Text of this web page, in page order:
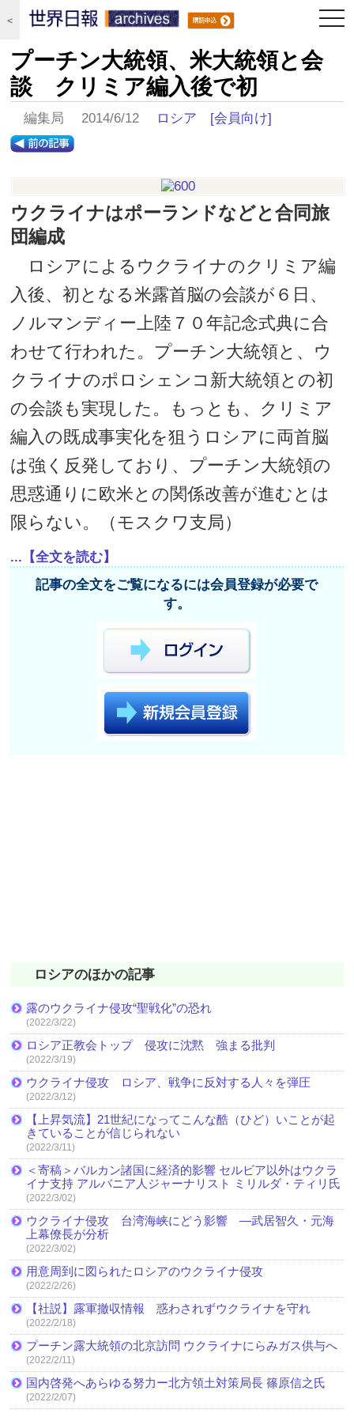
＜
プーチン大統領、米大統領と会
談 クリミア編入後で初
編集局 2014/6/12 ロシア [会員向け]
ウクライナはポーランドなどと合同旅
団編成
ロシアによるウクライナのクリミア編
入後、初となる米露首脳の会談が６日、
ノルマンディー上陸７０年記念式典に合
わせて行われた。プーチン大統領と、ウ
クライナのポロシェンコ新大統領との初
の会談も実現した。もっとも、クリミア
編入の既成事実化を狙うロシアに両首脳
は強く反発しており、プーチン大統領の
思惑通りに欧米との関係改善が進むとは
限らない。（モスクワ支局）
...【全文を読む】
記事の全文をご覧になるには会員登録が必要で
す。
ロシアのほかの記事
露のウクライナ侵攻“聖戦化”の恐れ
(2022/3/22)
ロシア正教会トップ 侵攻に沈黙 強まる批判
(2022/3/19)
ウクライナ侵攻 ロシア、戦争に反対する人々を弾圧
(2022/3/12)
【上昇気流】21世紀になってこんな酷（ひど）いことが起
きていることが信じられない
(2022/3/11)
＜寄稿＞バルカン諸国に経済的影響 セルビア以外はウクラ
イナ支持 アルバニア人ジャーナリスト ミリルダ・ティリ氏
(2022/3/02)
ウクライナ侵攻 台湾海峡にどう影響 ―武居智久・元海
上幕僚長が分析
(2022/3/02)
用意周到に図られたロシアのウクライナ侵攻
(2022/2/26)
【社説】露軍撤収情報 惑わされずウクライナを守れ
(2022/2/18)
プーチン露大統領の北京訪問 ウクライナにらみガス供与へ
(2022/2/11)
国内啓発へあらゆる努力ー北方領土対策局長 篠原信之氏
(2022/2/07)